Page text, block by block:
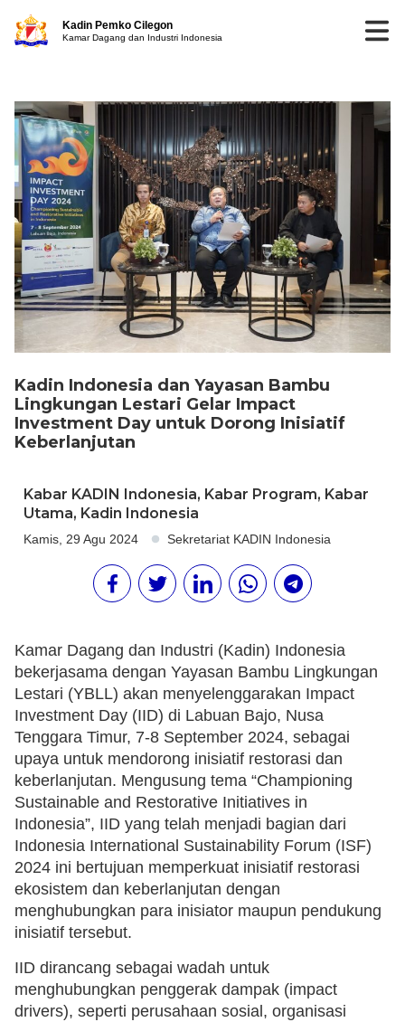
Kadin Pemko Cilegon
Kamar Dagang dan Industri Indonesia
Kadin Indonesia dan Yayasan Bambu
Lingkungan Lestari Gelar Impact
Investment Day untuk Dorong Inisiatif
Keberlanjutan
Kabar KADIN Indonesia, Kabar Program, Kabar
Utama, Kadin Indonesia
Kamis, 29 Agu 2024 Sekretariat KADIN Indonesia
Kamar Dagang dan Industri (Kadin) Indonesia
bekerjasama dengan Yayasan Bambu Lingkungan
Lestari (YBLL) akan menyelenggarakan Impact
Investment Day (IID) di Labuan Bajo, Nusa
Tenggara Timur, 7-8 September 2024, sebagai
upaya untuk mendorong inisiatif restorasi dan
keberlanjutan. Mengusung tema “Championing
Sustainable and Restorative Initiatives in
Indonesia”, IID yang telah menjadi bagian dari
Indonesia International Sustainability Forum (ISF)
2024 ini bertujuan memperkuat inisiatif restorasi
ekosistem dan keberlanjutan dengan
menghubungkan para inisiator maupun pendukung
inisiatif tersebut.
IID dirancang sebagai wadah untuk
menghubungkan penggerak dampak (impact
drivers), seperti perusahaan sosial, organisasi